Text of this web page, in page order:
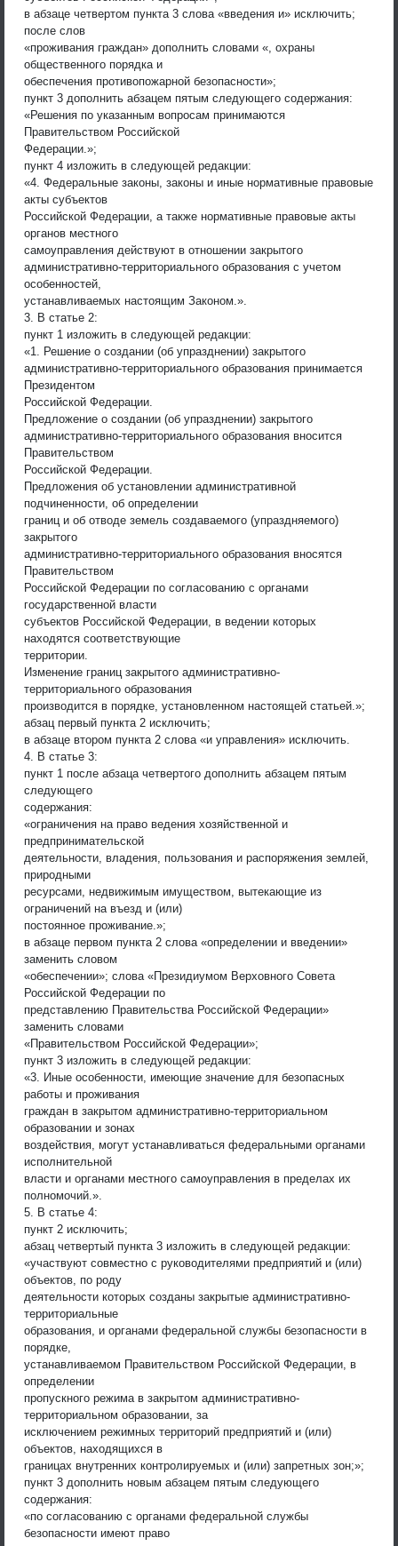
в абзаце четвертом пункта 3 слова «введения и» исключить;
после слов
«проживания граждан» дополнить словами «, охраны
общественного порядка и
обеспечения противопожарной безопасности»;
пункт 3 дополнить абзацем пятым следующего содержания:
«Решения по указанным вопросам принимаются
Правительством Российской
Федерации.»;
пункт 4 изложить в следующей редакции:
«4. Федеральные законы, законы и иные нормативные правовые
акты субъектов
Российской Федерации, а также нормативные правовые акты
органов местного
самоуправления действуют в отношении закрытого
административно-территориального образования с учетом
особенностей,
устанавливаемых настоящим Законом.».
3. В статье 2:
пункт 1 изложить в следующей редакции:
«1. Решение о создании (об упразднении) закрытого
административно-территориального образования принимается
Президентом
Российской Федерации.
Предложение о создании (об упразднении) закрытого
административно-территориального образования вносится
Правительством
Российской Федерации.
Предложения об установлении административной
подчиненности, об определении
границ и об отводе земель создаваемого (упраздняемого)
закрытого
административно-территориального образования вносятся
Правительством
Российской Федерации по согласованию с органами
государственной власти
субъектов Российской Федерации, в ведении которых
находятся соответствующие
территории.
Изменение границ закрытого административно-
территориального образования
производится в порядке, установленном настоящей статьей.»;
абзац первый пункта 2 исключить;
в абзаце втором пункта 2 слова «и управления» исключить.
4. В статье 3:
пункт 1 после абзаца четвертого дополнить абзацем пятым
следующего
содержания:
«ограничения на право ведения хозяйственной и
предпринимательской
деятельности, владения, пользования и распоряжения землей,
природными
ресурсами, недвижимым имуществом, вытекающие из
ограничений на въезд и (или)
постоянное проживание.»;
в абзаце первом пункта 2 слова «определении и введении»
заменить словом
«обеспечении»; слова «Президиумом Верховного Совета
Российской Федерации по
представлению Правительства Российской Федерации»
заменить словами
«Правительством Российской Федерации»;
пункт 3 изложить в следующей редакции:
«3. Иные особенности, имеющие значение для безопасных
работы и проживания
граждан в закрытом административно-территориальном
образовании и зонах
воздействия, могут устанавливаться федеральными органами
исполнительной
власти и органами местного самоуправления в пределах их
полномочий.».
5. В статье 4:
пункт 2 исключить;
абзац четвертый пункта 3 изложить в следующей редакции:
«участвуют совместно с руководителями предприятий и (или)
объектов, по роду
деятельности которых созданы закрытые административно-
территориальные
образования, и органами федеральной службы безопасности в
порядке,
устанавливаемом Правительством Российской Федерации, в
определении
пропускного режима в закрытом административно-
территориальном образовании, за
исключением режимных территорий предприятий и (или)
объектов, находящихся в
границах внутренних контролируемых и (или) запретных зон;»;
пункт 3 дополнить новым абзацем пятым следующего
содержания:
«по согласованию с органами федеральной службы
безопасности имеют право